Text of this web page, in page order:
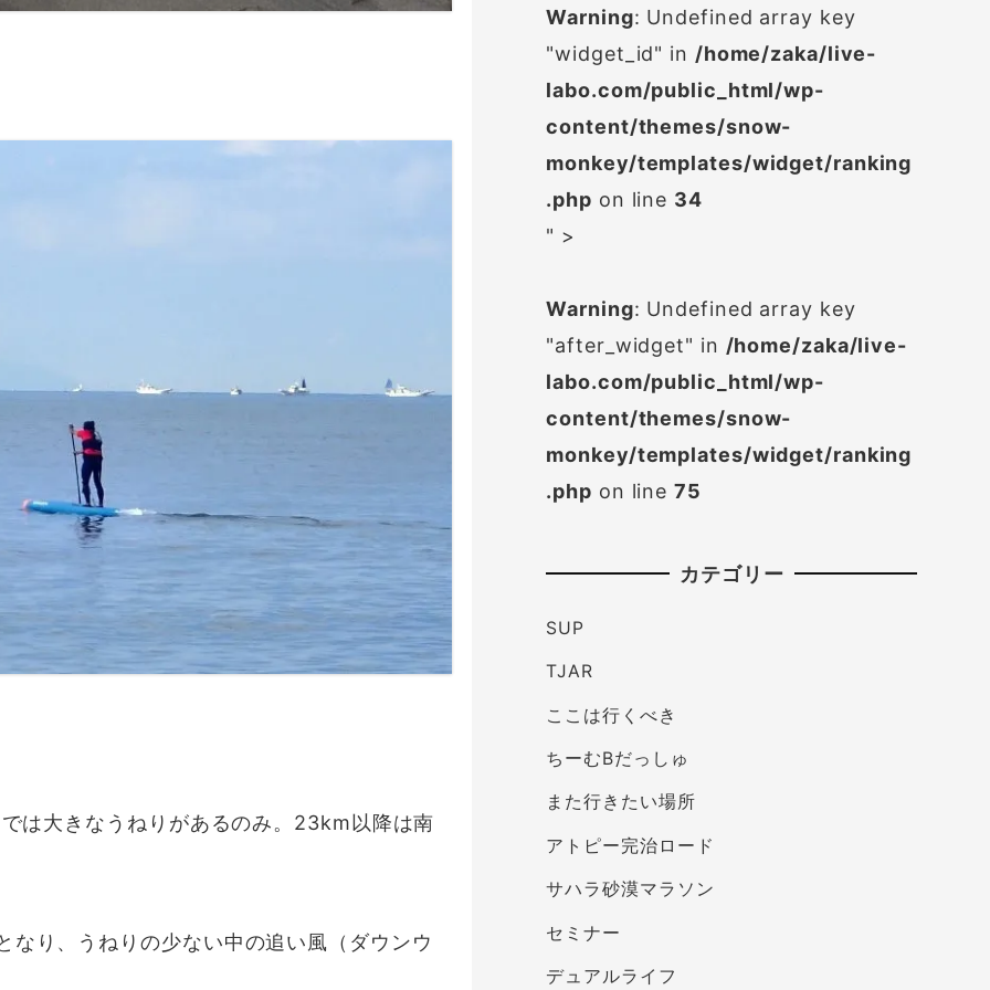
は大きなうねりがあるのみ。23km以降は南
り、うねりの少ない中の追い風（ダウンウ
Warning: Undefined array key
"widget_id" in /home/zaka/live-
labo.com/public_html/wp-
content/themes/snow-
monkey/templates/widget/ranking
.php on line 34
" >
Warning: Undefined array key
"after_widget" in /home/zaka/live-
labo.com/public_html/wp-
content/themes/snow-
monkey/templates/widget/ranking
.php on line75
カテゴリー
SUP
TJAR
ここは行くべき
ちーむBだっしゅ
また行きたい場所
アトピー完治ロード
サハラ砂漠マラソン
セミナー
デュアルライフ